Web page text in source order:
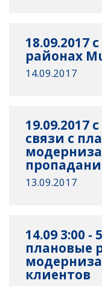
18.09.2017
районах
14.09.2017
19.09.2017
связи с
13.09.2017
14.09 3:00 -
плановые
клиентов